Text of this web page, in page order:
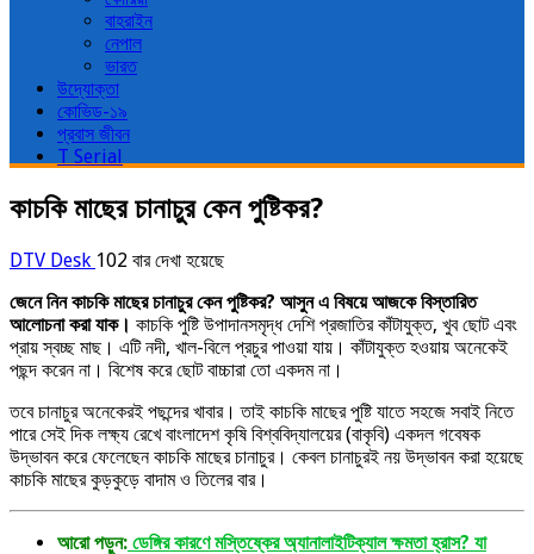
বাহরাইন
নেপাল
ভারত
উদ্যোক্তা
কোভিড-১৯
প্রবাস জীবন
T Serial
কাচকি মাছের চানাচুর কেন পুষ্টিকর?
DTV Desk 102 বার দেখা হয়েছে
জেনে নিন কাচকি মাছের চানাচুর কেন পুষ্টিকর? আসুন এ বিষয়ে আজকে বিস্তারিত
আলোচনা করা যাক। কাচকি পুষ্টি উপাদানসমৃদ্ধ দেশি প্রজাতির কাঁটাযুক্ত, খুব ছোট এবং
প্রায় স্বচ্ছ মাছ। এটি নদী, খাল-বিলে প্রচুর পাওয়া যায়। কাঁটাযুক্ত হওয়ায় অনেকেই
পছন্দ করেন না। বিশেষ করে ছোট বাচ্চারা তো একদম না।
তবে চানাচুর অনেকেরই পছন্দের খাবার। তাই কাচকি মাছের পুষ্টি যাতে সহজে সবাই নিতে
পারে সেই দিক লক্ষ্য রেখে বাংলাদেশ কৃষি বিশ্ববিদ্যালয়ের (বাকৃবি) একদল গবেষক
উদ্ভাবন করে ফেলেছেন কাচকি মাছের চানাচুর। কেবল চানাচুরই নয় উদ্ভাবন করা হয়েছে
কাচকি মাছের কুড়কুড়ে বাদাম ও তিলের বার।
আরো পড়ুন: ডেঙ্গির কারণে মস্তিষ্কের অ্যানালাইটিক্যাল ক্ষমতা হ্রাস? যা